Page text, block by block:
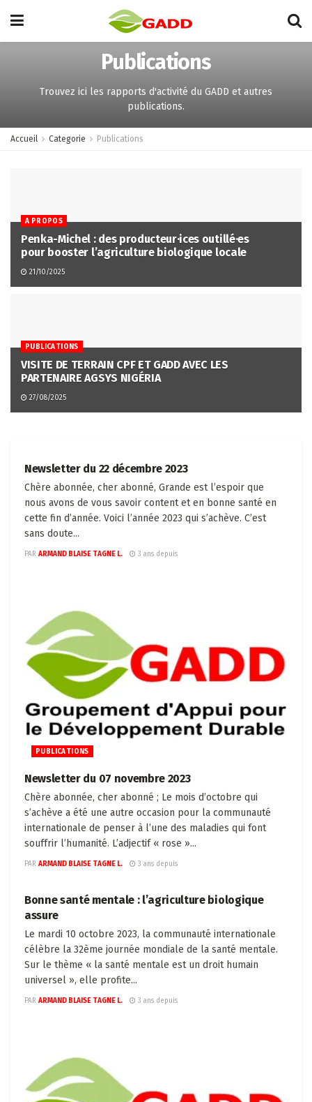
Publications
Trouvez ici les rapports d'activité du GADD et autres
publications.
Accueil Categorie Publications
A PROPOS
Penka-Michel : des producteur·ices outillé·es
pour booster l’agriculture biologique locale
21/10/2025
PUBLICATIONS
VISITE DE TERRAIN CPF ET GADD AVEC LES
PARTENAIRE AGSYS NIGÉRIA
27/08/2025
Newsletter du 22 décembre 2023
Chère abonnée, cher abonné, Grande est l’espoir que
nous avons de vous savoir content et en bonne santé en
cette fin d’année. Voici l’année 2023 qui s’achève. C’est
sans doute...
PAR ARMAND BLAISE TAGNE L. 3 ans depuis
PUBLICATIONS
Newsletter du 07 novembre 2023
Chère abonnée, cher abonné ; Le mois d’octobre qui
s’achève a été une autre occasion pour la communauté
internationale de penser à l’une des maladies qui font
souffrir l’humanité. L’adjectif « rose »...
PAR ARMAND BLAISE TAGNE L.
3 ans depuis
Bonne santé mentale : l’agriculture biologique
assure
Le mardi 10 octobre 2023, la communauté internationale
célèbre la 32ème journée mondiale de la santé mentale.
Sur le thème « la santé mentale est un droit humain
universel », elle profite...
PAR ARMAND BLAISE TAGNE L. 3 ans depuis